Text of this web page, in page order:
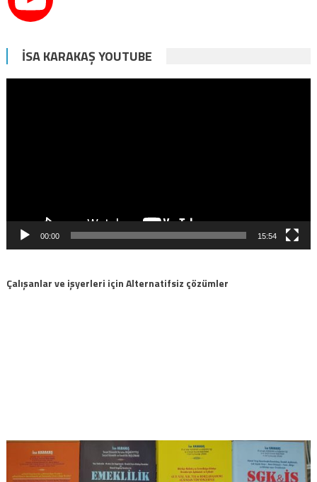
İSA KARAKAŞ YOUTUBE
00:00 15:54
Çalışanlar ve işyerleri için Alternatifsiz çözümler